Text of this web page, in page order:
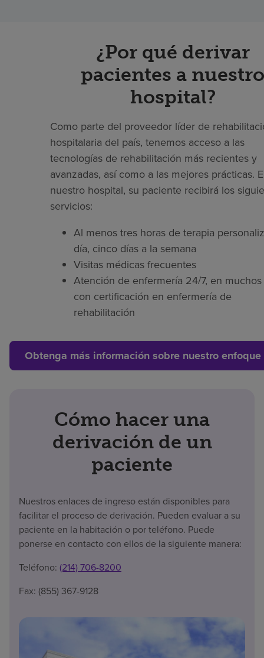
¿Por qué derivar
pacientes a nuestro
hospital?
Como parte del proveedor líder de
hospitalaria del país, tenemos acceso a las
tecnologías de rehabilitación más recientes y
avanzadas, así como a las mejores prácticas.
nuestro hospital, su paciente recibirá los
servicios:
Al menos tres horas de terapia
día, cinco días a la semana
Visitas médicas frecuentes
Atención de enfermería 24/7, en muchos
con certificación en enfermería de
rehabilitación
Obtenga más información sobre nuestro
Cómo hacer una
derivación de un
paciente
Nuestros enlaces de ingreso están disponibles para
facilitar el proceso de derivación. Pueden evaluar a su
paciente en la habitación o por teléfono. Puede
ponerse en contacto con ellos de la siguiente manera:
Teléfono: (214) 706-8200
Fax: (855) 367-9128